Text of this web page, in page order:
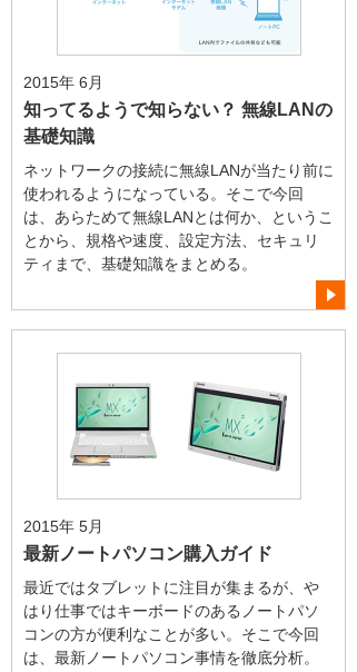
2015年 6月
知ってるようで知らない？ 無線LANの
基礎知識
ネットワークの接続に無線LANが当たり前に
使われるようになっている。そこで今回
は、あらためて無線LANとは何か、というこ
とから、規格や速度、設定方法、セキュリ
ティまで、基礎知識をまとめる。
2015年 5月
最新ノートパソコン購入ガイド
最近ではタブレットに注目が集まるが、や
はり仕事ではキーボードのあるノートパソ
コンの方が便利なことが多い。そこで今回
は、最新ノートパソコン事情を徹底分析。